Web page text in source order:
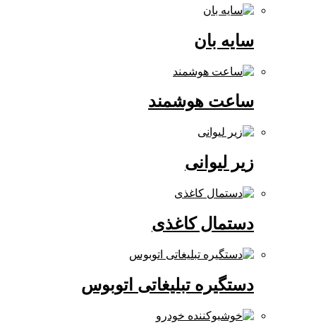
ساعت هوشمند
زیر لیوانی
دستمال کاغذی
دستگیره تبلیغاتی اتوبوس